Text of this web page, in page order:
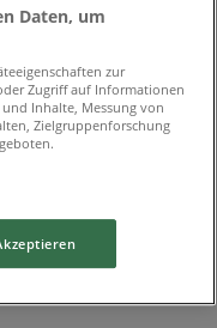
Accessoires
Drogerien und
Daten, um
zur
Zugriff auf Informationen
Inhalte, Messung von
Zielgruppenforschung